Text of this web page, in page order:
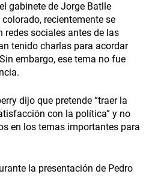
gabinete de Jorge Batlle
recientemente se
sociales antes de las
tenido charlas para acordar
embargo, ese tema no fue
dijo que pretende “traer la
con la política” y no
en los temas importantes para